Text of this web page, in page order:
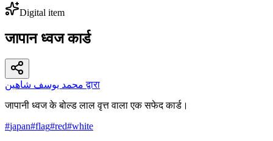
Digital item
जापान ध्वज कार्ड
محمد يوسف شاهين द्वारा
जापानी ध्वज के बोल्ड लाल वृत्त वाला एक सफेद कार्ड।
#japan#flag#red#white